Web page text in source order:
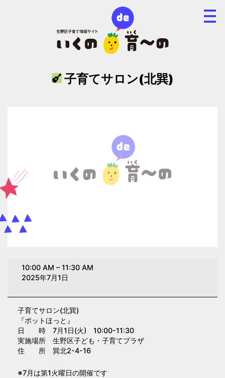
子育てサロン(北巽)
10:00 AM –11:30 AM
2025年7月1日
子育てサロン(北巽)
『ポットほっと』
日 時 7月1日(火) 10:00-11:30
実施場所 生野区子ども・子育てプラザ
住 所 巽北2-4-16
※7月は第1火曜日の開催です